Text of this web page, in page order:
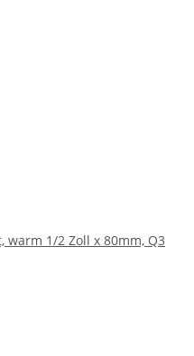
warm 1/2 Zoll x 80mm, Q3